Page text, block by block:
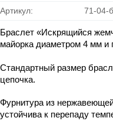
Артикул:
71-04-
Браслет «Искрящийся
майорка диаметром 4 мм и
Стандартный размер
цепочка.
Фурнитура из
устойчива к перепаду